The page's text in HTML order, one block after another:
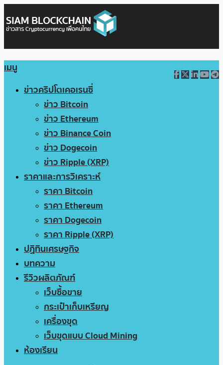
เมนู
ข่าวคริปโตเคอเรนซี่
ข่าว Bitcoin
ข่าว Ethereum
ข่าว Binance Coin
ข่าว Dogecoin
ข่าว Ripple (XRP)
ราคาและการวิเคราะห์
ราคา Bitcoin
ราคา Ethereum
ราคา Dogecoin
ราคา Ripple (XRP)
ปฏิทินเศรษฐกิจ
บทความ
รีวิวผลิตภัณฑ์
เว็บซื้อขาย
กระเป๋าเก็บเหรียญ
เครื่องขุด
เว็บขุดแบบ Cloud Mining
ห้องเรียน